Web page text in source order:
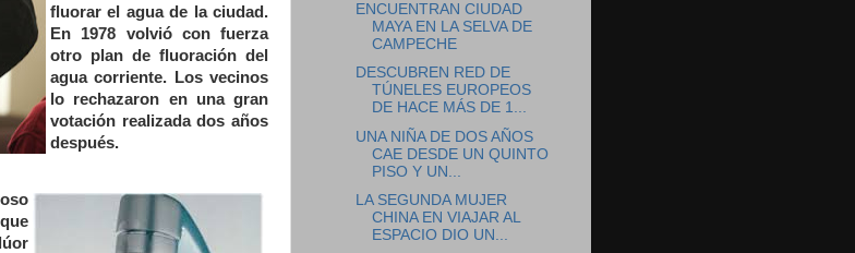
fluorar el agua de la ciudad.
En 1978 volvió con fuerza
otro plan de fluoración del
agua corriente. Los vecinos
lo rechazaron en una gran
votación realizada dos años
después.
ENCUENTRAN CIUDAD
MAYA EN LA SELVA DE
CAMPECHE
DESCUBREN RED DE
TÚNELES EUROPEOS
DE HACE MÁS DE 1...
UNA NIÑA DE DOS AÑOS
CAE DESDE UN QUINTO
PISO Y UN...
LA SEGUNDA MUJER
CHINA EN VIAJAR AL
ESPACIO DIO UN...